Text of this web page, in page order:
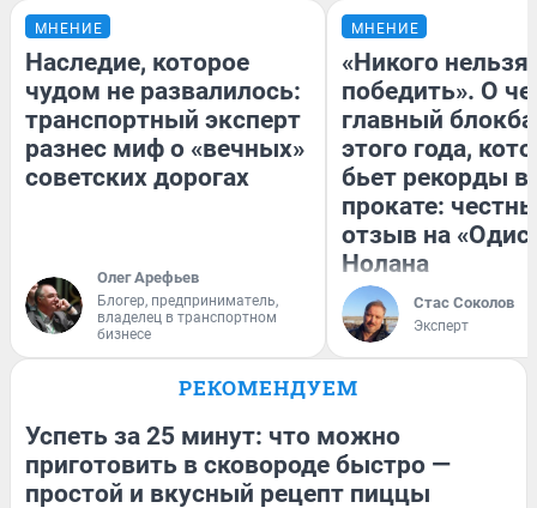
МНЕНИЕ
Наследие, которое
чудом не развалилось:
транспортный эксперт
разнес миф о «вечных»
советских дорогах
Олег Арефьев
Блогер, предприниматель,
владелец в транспортном
бизнесе
МНЕНИЕ
«Никого нельзя
победить». О
главный
этого года,
бьет рекорды в
прокате:
отзыв на
Нолана
Стас Соколов
Эксперт
РЕКОМЕНДУЕМ
Успеть за 25 минут: что можно
приготовить в сковороде быстро —
простой и вкусный рецепт пиццы